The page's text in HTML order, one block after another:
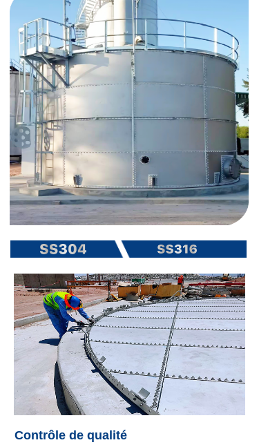
Contrôle de qualité